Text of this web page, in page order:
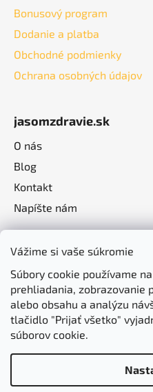
Vážime si vaše súkromie
Súbory cookie používame
prehliadania, zobrazovanie
alebo obsahu a analýzu
tlačidlo "Prijať všetko"
súborov cookie.
Bonusový program
Dodanie a platba
Obchodné podmienky
Ochrana osobných údajov
jasomzdravie.sk
O nás
Blog
Kontakt
Napíšte nám